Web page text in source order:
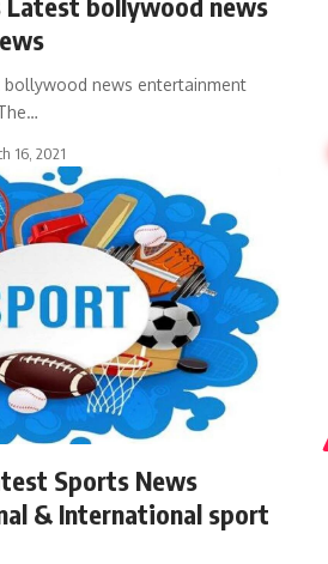
news entertainment
16, 2021
Sports News
& International sport